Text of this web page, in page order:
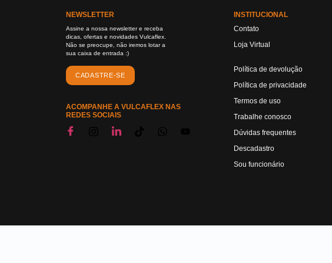
NEWSLETTER
Assine a nossa newsletter e receba
dicas, ofertas e novidades Vulcaflex.
Não se preocupe, não iremos lotar a
sua caixa de entrada :)
CADASTRE-SE
ACOMPANHE A VULCAFLEX NAS
REDES SOCIAIS
INSTITUCIONAL
Contato
Loja Virtual
Política de devolução
Política de privacidade
Termos de uso
Trabalhe conosco
Dúvidas frequentes
Descadastro
Sou funcionário